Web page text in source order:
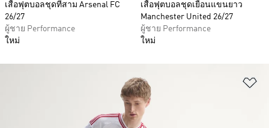
เสื้อฟุตบอลชุดที่สาม Arsenal FC
26/27
ผู้ชาย Performance
ใหม่
เสื้อฟุตบอลชุดเยือนแขนยาว
Manchester United 26/27
ผู้ชาย Performance
ใหม่